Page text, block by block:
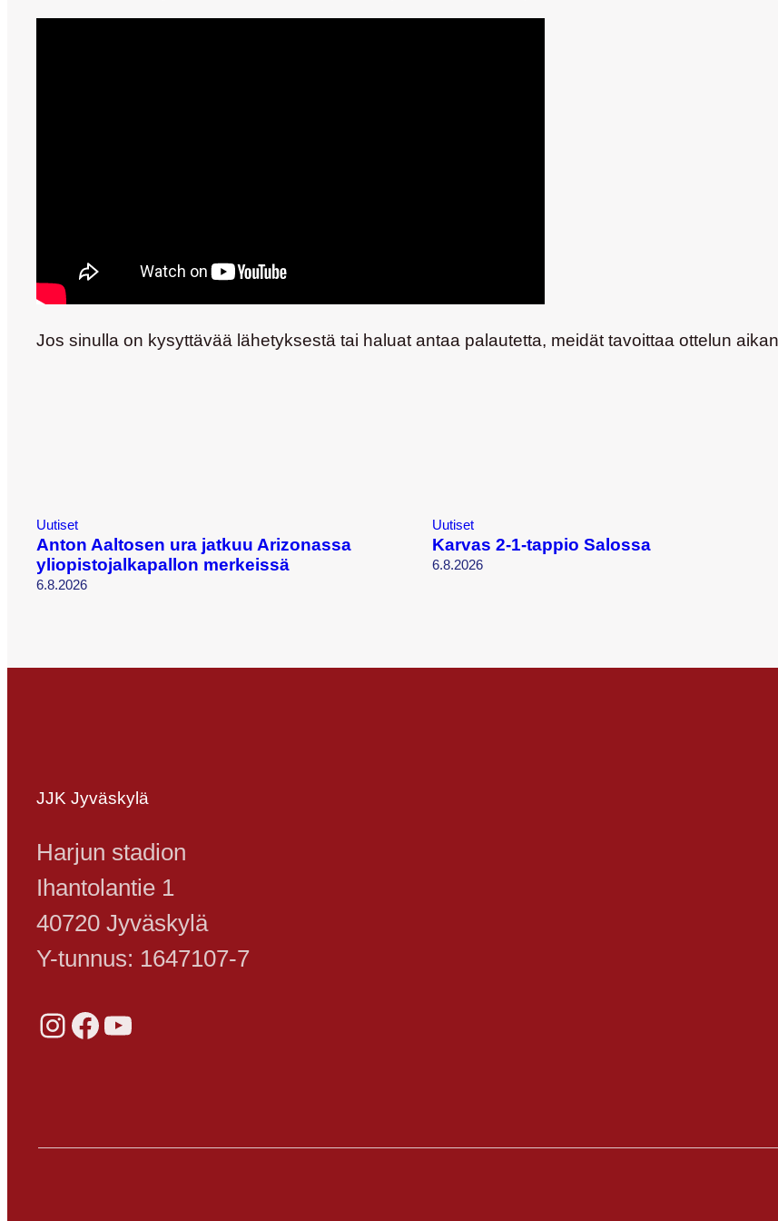
Jos sinulla on kysyttävää lähetyksestä tai haluat antaa palautetta, meidät tavoittaa ottelun
Uutiset
Anton Aaltosen ura jatkuu Arizonassa
yliopistojalkapallon merkeissä
6.8.2026
Uutiset
Karvas 2-1-tappio Salossa
6.8.2026
JJK Jyväskylä
Harjun stadion
Ihantolantie 1
40720 Jyväskylä
Y-tunnus: 1647107-7
Instagram Facebook YouTube